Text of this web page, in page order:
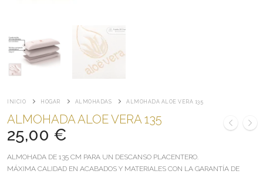
INICIO HOGAR ALMOHADAS ALMOHADA ALOE VERA 135
ALMOHADA ALOE VERA 135
25,00 €
ALMOHADA DE 135 CM PARA UN DESCANSO PLACENTERO.
MÁXIMA CALIDAD EN ACABADOS Y MATERIALES CON LA GARANTÍA DE